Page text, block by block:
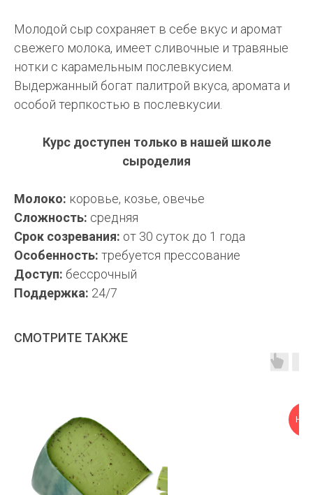
Молодой сыр сохраняет в себе вкус и аромат
свежего молока, имеет сливочные и травяные
нотки с карамельным послевкусием.
Выдержанный богат палитрой вкуса, аромата и
особой терпкостью в послевкусии.
Курс доступен только в нашей школе
сыроделия
Молоко: коровье, козье, овечье
Сложность: средняя
Срок созревания: от 30 суток до 1 года
Особенность: требуется прессование
Доступ: бессрочный
Поддержка: 24/7
СМОТРИТЕ ТАКЖЕ